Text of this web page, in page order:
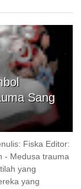
Sang
Fiska Editor:
- Medusa trauma
yang
yang